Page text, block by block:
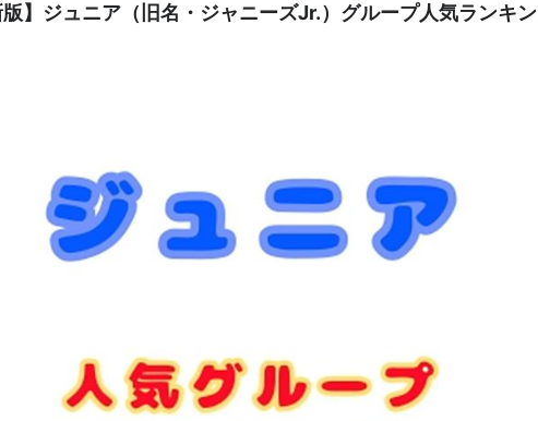
版】ジュニア（旧名・ジャニーズJr.）グループ人気ランキン